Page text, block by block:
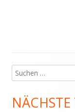
Beiträge
Haupt-
Suchen
nach: